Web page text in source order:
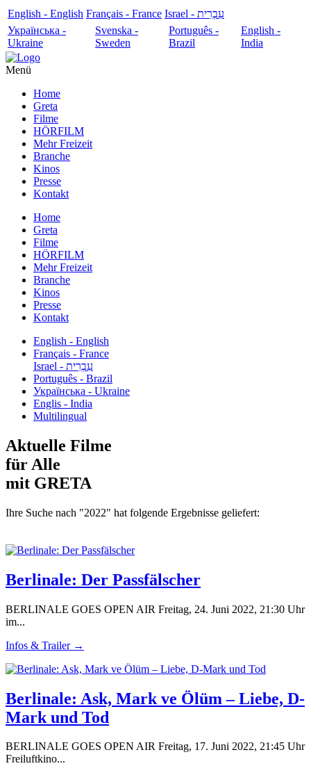
English - English Français - France
עִבְרִית - Israel
Українська -
Ukraine
Svenska -
Sweden
Português -
Brazil
English -
India
Menü
Home
Greta
Filme
HÖRFILM
Mehr Freizeit
Branche
Kinos
Presse
Kontakt
Home
Greta
Filme
HÖRFILM
Mehr Freizeit
Branche
Kinos
Presse
Kontakt
English - English
Français - France
עִבְרִית - Israel
Português - Brazil
Українська - Ukraine
Englis - India
Multilingual
Aktuelle Filme
für Alle
mit GRETA
Ihre Suche nach "2022" hat folgende Ergebnisse geliefert:
Berlinale: Der Passfälscher
BERLINALE GOES OPEN AIR Freitag, 24. Juni 2022, 21:30 Uhr
im...
Infos & Trailer →
Berlinale: Ask, Mark ve Ölüm – Liebe, D-
Mark und Tod
BERLINALE GOES OPEN AIR Freitag, 17. Juni 2022, 21:45 Uhr
Freiluftkino...